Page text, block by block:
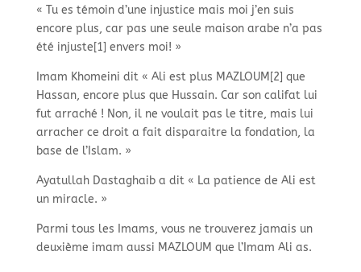
« Tu es témoin d’une injustice mais moi j’en suis
encore plus, car pas une seule maison arabe n’a pas
été injuste[1] envers moi! »
Imam Khomeini dit « Ali est plus MAZLOUM[2] que
Hassan, encore plus que Hussain. Car son califat lui
fut arraché ! Non, il ne voulait pas le titre, mais lui
arracher ce droit a fait disparaitre la fondation, la
base de l’Islam. »
Ayatullah Dastaghaib a dit « La patience de Ali est
un miracle. »
Parmi tous les Imams, vous ne trouverez jamais un
deuxième imam aussi MAZLOUM que l’Imam Ali as.